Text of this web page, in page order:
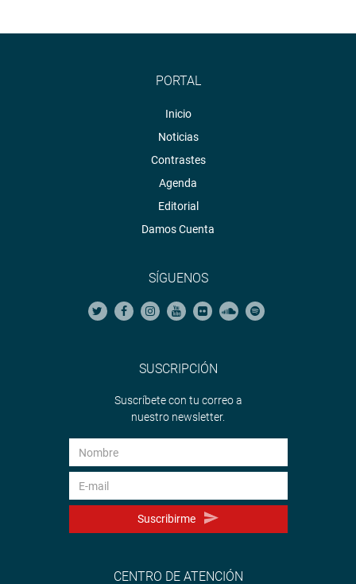
PORTAL
Inicio
Noticias
Contrastes
Agenda
Editorial
Damos Cuenta
SÍGUENOS
SUSCRIPCIÓN
Suscríbete con tu correo a
nuestro newsletter.
Suscribirme
CENTRO DE ATENCIÓN